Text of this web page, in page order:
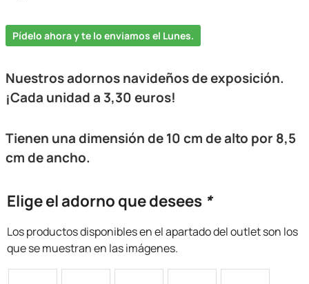
Pídelo ahora y te lo enviamos el Lunes.
Nuestros adornos navideños de exposición.
¡Cada unidad a 3,30 euros!
Tienen una dimensión de10 cm de alto por 8,5
cm de ancho.
Elige el adorno que desees *
Los productos disponibles en el apartado del outlet son los
que se muestran en las imágenes.